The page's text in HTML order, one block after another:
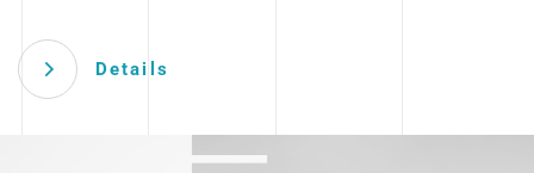
Details